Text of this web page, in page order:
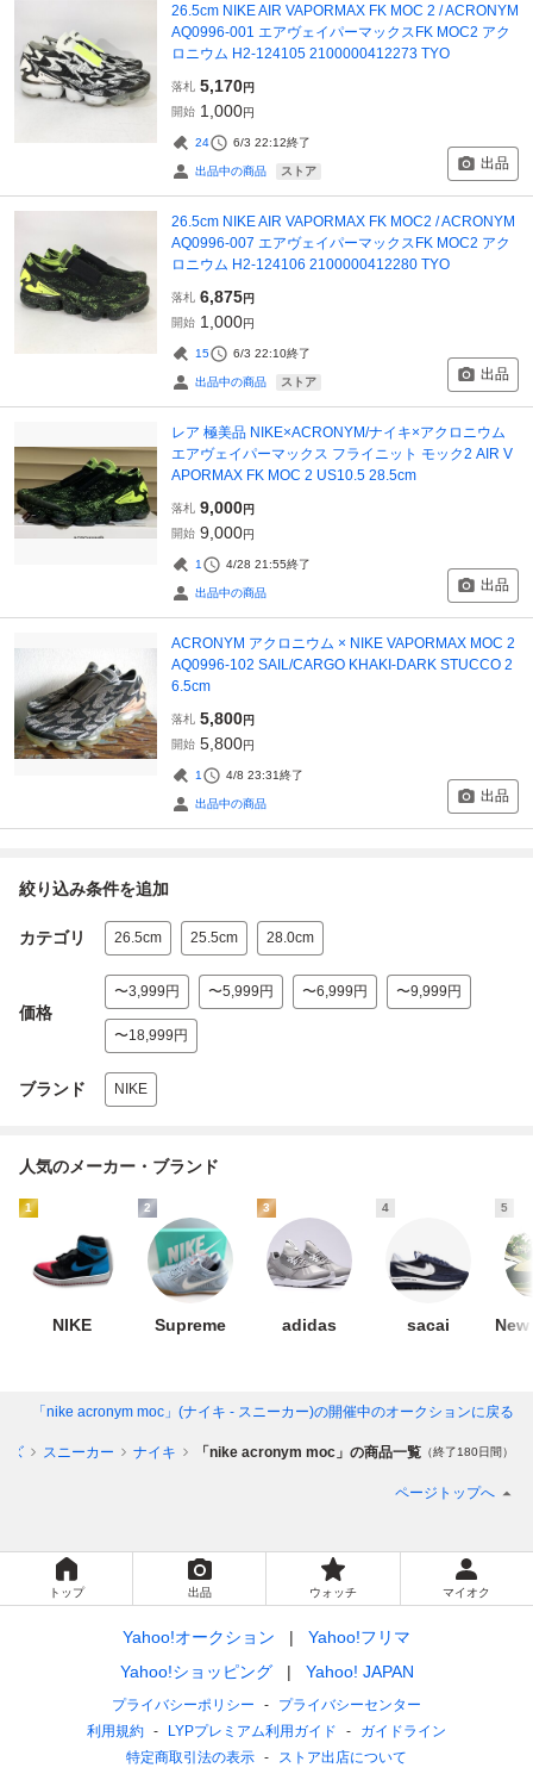
26.5cm NIKE AIR VAPORMAX FK MOC 2 / ACRONYM
AQ0996-001 エアヴェイパーマックスFK MOC2 アク
ロニウム H2-124105 2100000412273 TYO
落札 5,170円
開始 1,000円
24 6/3 22:12終了
出品中の商品 ストア 出品
26.5cm NIKE AIR VAPORMAX FK MOC2 / ACRONYM
AQ0996-007 エアヴェイパーマックスFK MOC2 アク
ロニウム H2-124106 2100000412280 TYO
落札 6,875円
開始 1,000円
15 6/3 22:10終了
出品中の商品 ストア 出品
レア 極美品 NIKE×ACRONYM/ナイキ×アクロニウム
エアヴェイパーマックス フライニット モック2 AIR V
APORMAX FK MOC 2 US10.5 28.5cm
落札 9,000円
開始 9,000円
1 4/28 21:55終了
出品中の商品 出品
ACRONYM アクロニウム × NIKE VAPORMAX MOC 2
AQ0996-102 SAIL/CARGO KHAKI-DARK STUCCO 2
6.5cm
落札 5,800円
開始 5,800円
1 4/8 23:31終了
出品中の商品 出品
絞り込み条件を追加
カテゴリ 26.5cm 25.5cm 28.0cm
価格
〜3,999円 〜5,999円 〜6,999円 〜9,999円
〜18,999円
ブランド NIKE
人気のメーカー・ブランド
1
NIKE
2
Supreme
3
adidas
4
sacai
5
「nike acronym moc」(ナイキ - スニーカー)の開催中のオークションに戻る
ズ スニーカー ナイキ 「nike acronym moc」の商品一覧 （終了180日間）
ページトップへ
トップ 出品 ウォッチ マイオク
Yahoo!オークション
Yahoo!フリマ
Yahoo!ショッピング
Yahoo! JAPAN
プライバシーポリシー
プライバシーセンター
利用規約
LYPプレミアム利用ガイド
ガイドライン
特定商取引法の表示
ストア出店について